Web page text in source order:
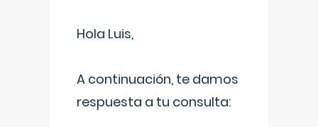
Hola Luis,
A continuación, te damos
respuesta a tu consulta: